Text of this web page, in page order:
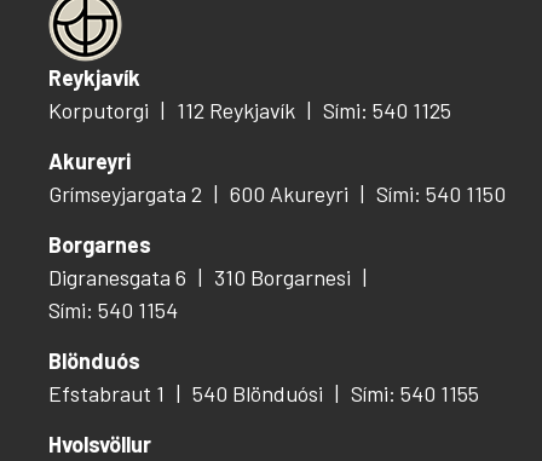
Reykjavík
Korputorgi
112 Reykjavík
Sími: 540 1125
Akureyri
Grímseyjargata 2
600 Akureyri
Sími: 540 1150
Borgarnes
Digranesgata 6
310 Borgarnesi
Sími: 540 1154
Blönduós
Efstabraut 1
540 Blönduósi
Sími: 540 1155
Hvolsvöllur